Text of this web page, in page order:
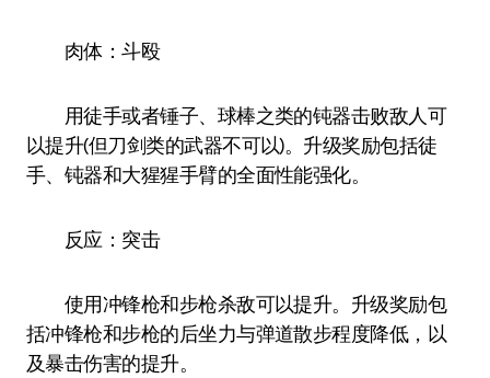
肉体：斗殴
用徒手或者锤子、球棒之类的钝器击败敌人可
以提升(但刀剑类的武器不可以)。升级奖励包括徒
手、钝器和大猩猩手臂的全面性能强化。
反应：突击
使用冲锋枪和步枪杀敌可以提升。升级奖励包
括冲锋枪和步枪的后坐力与弹道散步程度降低，以
及暴击伤害的提升。